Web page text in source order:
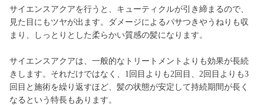
サイエンスアクアを行うと、キューティクルが引き締まるので、
見た目にもツヤが出ます。ダメージによるパサつきやうねりも収
まり、しっとりとした柔らかい質感の髪になります。
サイエンスアクアは、一般的なトリートメントよりも効果が長続
きします。それだけではなく、1回目よりも2回目、2回目よりも3
回目と施術を繰り返すほど、髪の状態が安定して持続期間が長く
なるという特長もあります。